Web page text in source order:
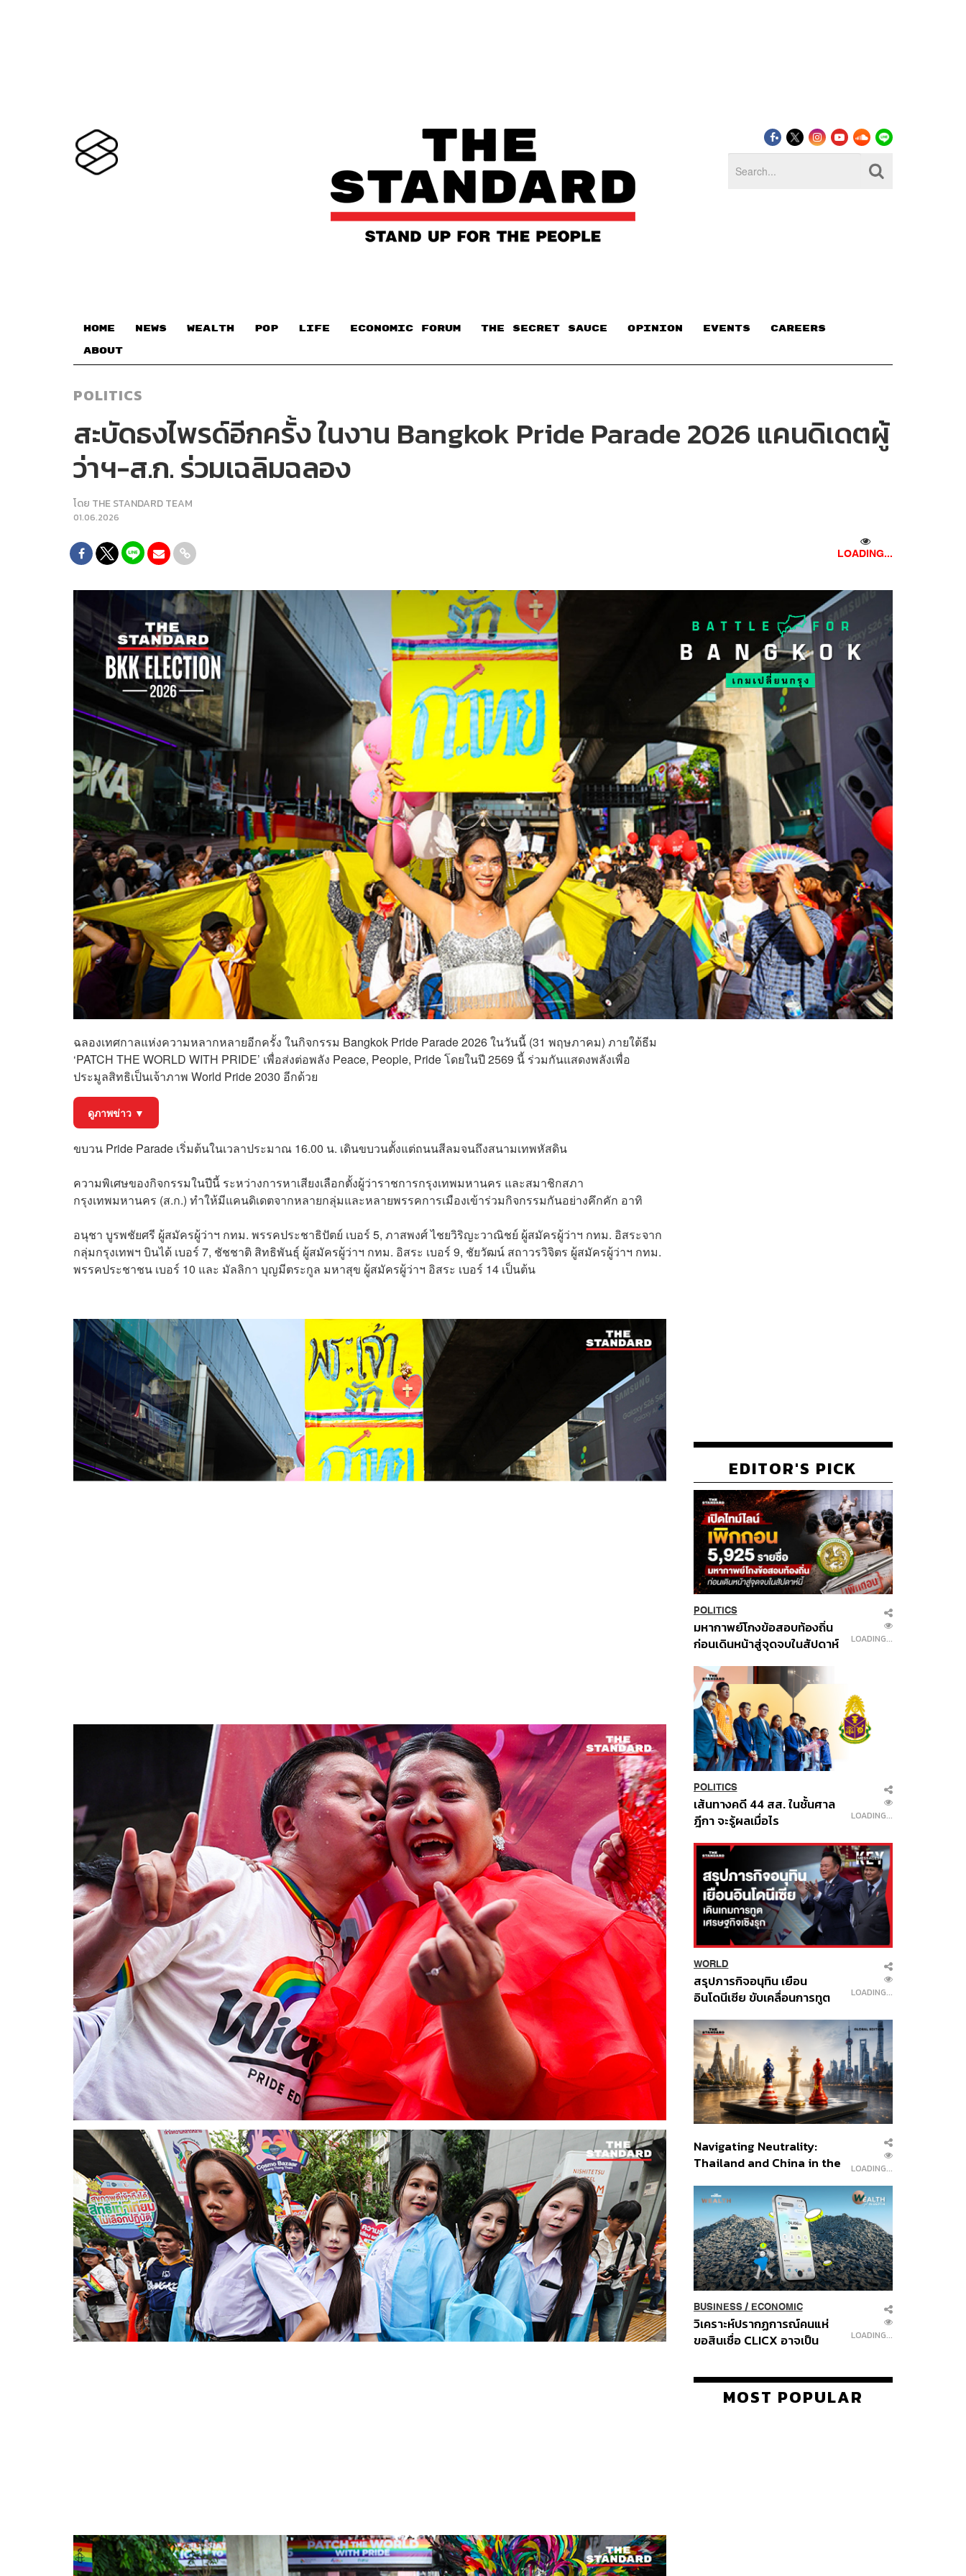
HOME NEWS WEALTH POP LIFE ECONOMIC FORUM THE SECRET SAUCE​ OPINION EVENTS CAREERS
ABOUT
POLITICS
สะบัดธงไพรด์อีกครั้ง ในงาน Bangkok Pride Parade 2026 แคนดิเดตผู้
ว่าฯ-ส.ก. ร่วมเฉลิมฉลอง
โดย THE STANDARD TEAM
01.06.2026
LOADING...
ฉลองเทศกาลแห่งความหลากหลายอีกครั้ง ในกิจกรรม Bangkok Pride Parade 2026 ในวันนี้ (31 พฤษภาคม) ภายใต้ธีม
‘PATCH THE WORLD WITH PRIDE’ เพื่อส่งต่อพลัง Peace, People, Pride โดยในปี 2569 นี้ ร่วมกันแสดงพลังเพื่อ
ประมูลสิทธิเป็นเจ้าภาพ World Pride 2030 อีกด้วย
ดูภาพข่าว ▼
ขบวน Pride Parade เริ่มต้นในเวลาประมาณ 16.00 น. เดินขบวนตั้งแต่ถนนสีลมจนถึงสนามเทพหัสดิน
ความพิเศษของกิจกรรมในปีนี้ ระหว่างการหาเสียงเลือกตั้งผู้ว่าราชการกรุงเทพมหานคร และสมาชิกสภา
กรุงเทพมหานคร (ส.ก.) ทำให้มีแคนดิเดตจากหลายกลุ่มและหลายพรรคการเมืองเข้าร่วมกิจกรรมกันอย่างคึกคัก อาทิ
อนุชา บูรพชัยศรี ผู้สมัครผู้ว่าฯ กทม. พรรคประชาธิปัตย์ เบอร์ 5, ภาสพงศ์ ไชยวิริญะวาณิชย์ ผู้สมัครผู้ว่าฯ กทม. อิสระจาก
กลุ่มกรุงเทพฯ บินได้ เบอร์ 7, ชัชชาติ สิทธิพันธุ์ ผู้สมัครผู้ว่าฯ กทม. อิสระ เบอร์ 9, ชัยวัฒน์ สถาวรวิจิตร ผู้สมัครผู้ว่าฯ กทม.
พรรคประชาชน เบอร์ 10 และ มัลลิกา บุญมีตระกูล มหาสุข ผู้สมัครผู้ว่าฯ อิสระ เบอร์ 14 เป็นต้น
EDITOR'S PICK
POLITICS
มหากาพย์โกงข้อสอบท้องถิ่น
ก่อนเดินหน้าสู่จุดจบในสัปดาห์
LOADING...
POLITICS
เส้นทางคดี 44 สส. ในชั้นศาล
ฎีกา จะรู้ผลเมื่อไร
LOADING...
WORLD
สรุปภารกิจอนุทิน เยือน
อินโดนีเซีย ขับเคลื่อนการทูต
ส่วนยุทธศาสตร์ไทย –
อินโดนีเซีย
LOADING...
Navigating Neutrality:
Thailand and China in the
Order
LOADING...
BUSINESS/ ECONOMIC
วิเคราะห์ปรากฏการณ์คนแห่
ขอสินเชื่อ CLICX อาจเป็น
ปัญหาหนี้ครัวเรือนไทยที่ถูกซุก
LOADING...
MOST POPULAR